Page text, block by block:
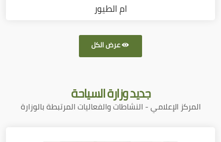
ام الطيور
عرض الكل
جديدوزارة السياحة
المركز الإعلامي - النشاطات والفعاليات المرتبطة بالوزارة